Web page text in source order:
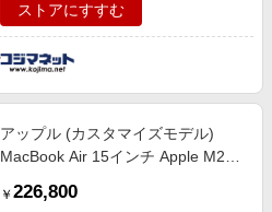
ストアにすすむ
アップル (カスタマイズモデル)
MacBook Air 15インチ Apple M2チ
リ 16GB 8コアCPUと10コアGPU
￥ 226,800